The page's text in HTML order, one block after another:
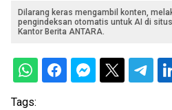
Dilarang keras mengambil konten,
pengindeksan otomatis untuk AI di
Kantor Berita ANTARA.
Tags: